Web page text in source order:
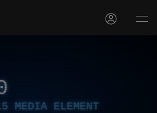
MEDIA ELEMENT